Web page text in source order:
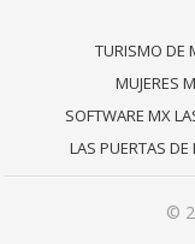
TURISMO DE
MUJERES
SOFTWARE MX
LAS PUERTAS DE
©